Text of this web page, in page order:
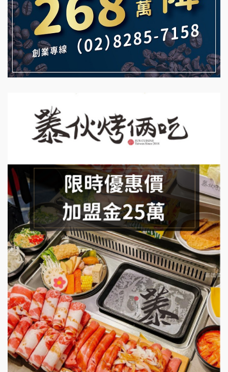
MUSHEN徵SPA美容芳療師
日十。早午食加盟說明會
拾鑶火鍋加盟說明會
TEA TOP加盟說明會
珍好味臭臭鍋加盟說明會
藍象廷泰式火鍋加盟說明會
上宇林加盟說明會
莫尼早餐Morni加盟說明會
手作功夫茶加盟說明會
SHARE TEA歇腳亭加盟說明會
潮味決-湯滷專門店加盟說明會
鬍子茶加盟說明會
鮮茶道加盟說明會
微風亭鐵板燒加盟說明會
漫步藍咖啡加盟說明會
明石章魚燒加盟說明會
出櫃加盟說明會